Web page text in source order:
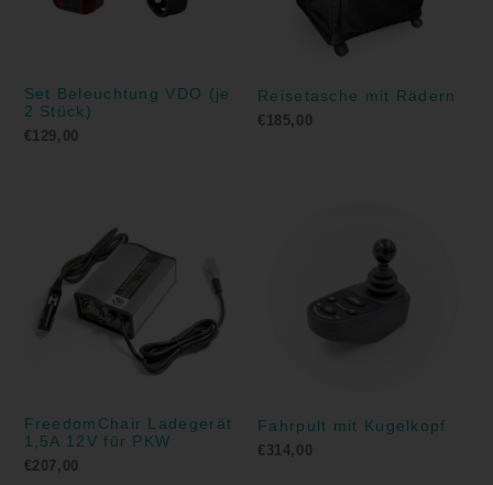
Set Beleuchtung VDO (je
2 Stück)
€129,00
Reisetasche mit Rädern
€ 185,00
FreedomChair Ladegerät
1,5A 12V für PKW
€207,00
Fahrpult mit Kugelkopf
€ 314,00